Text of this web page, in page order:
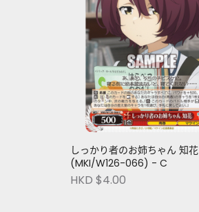
しっかり者のお姉ちゃん 知花
(MKI/W126-066) - C
HKD $4.00